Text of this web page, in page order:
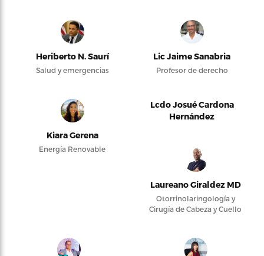
Heriberto N. Saurí
Salud y emergencias
Lic Jaime Sanabria
Profesor de derecho
Kiara Gerena
Energía Renovable
Lcdo Josué Cardona
Hernández
Laureano Giraldez MD
Otorrinolaringología y
Cirugía de Cabeza y Cuello